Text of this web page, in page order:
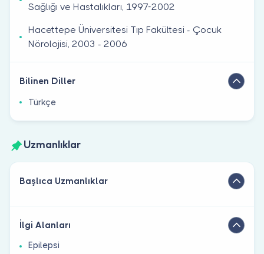
Sağlığı ve Hastalıkları, 1997-2002
Hacettepe Üniversitesi Tıp Fakültesi - Çocuk
Nörolojisi, 2003 - 2006
Bilinen Diller
Türkçe
Uzmanlıklar
Başlıca Uzmanlıklar
İlgi Alanları
Epilepsi